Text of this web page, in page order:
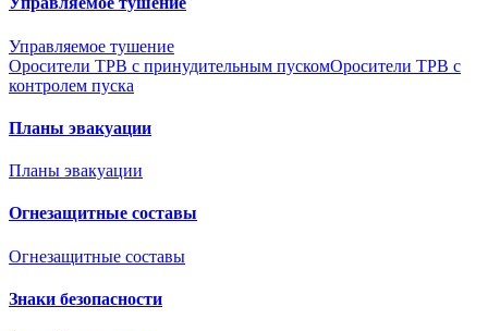
Управляемое тушение
Оросители ТРВ с принудительным пускомОросители ТРВ с
контролем пуска
Планы эвакуации
Планы эвакуации
Огнезащитные составы
Огнезащитные составы
Знаки безопасности